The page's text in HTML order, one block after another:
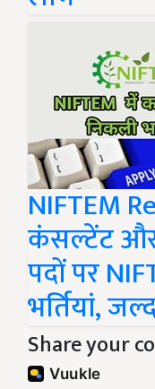
NIFTEM
कंसल्टेंट
पदों पर
भर्तियां,
Share your